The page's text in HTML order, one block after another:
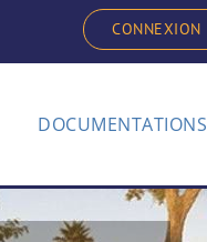
CONNEXION
DOCUMENTATIONS